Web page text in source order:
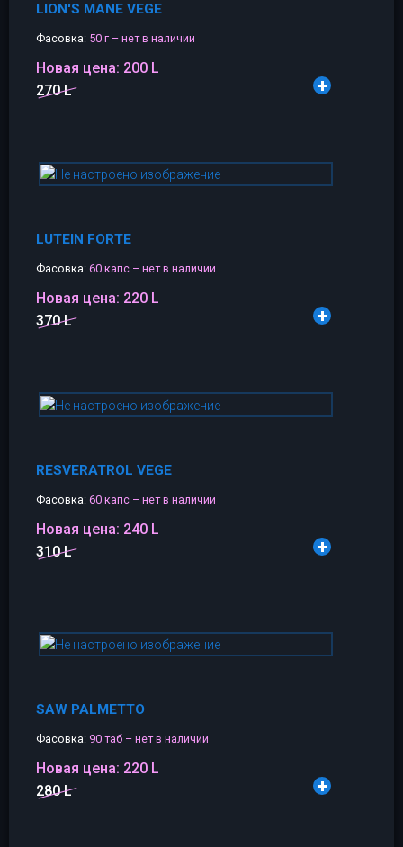
LION'S MANE VEGE
Фасовка: 50 г – нет в наличии
Новая цена: 200 L
270 L
LUTEIN FORTE
Фасовка: 60 капс – нет в наличии
Новая цена: 220 L
370 L
RESVERATROL VEGE
Фасовка: 60 капс – нет в наличии
Новая цена: 240 L
310 L
SAW PALMETTO
Фасовка: 90 таб – нет в наличии
Новая цена: 220 L
280 L